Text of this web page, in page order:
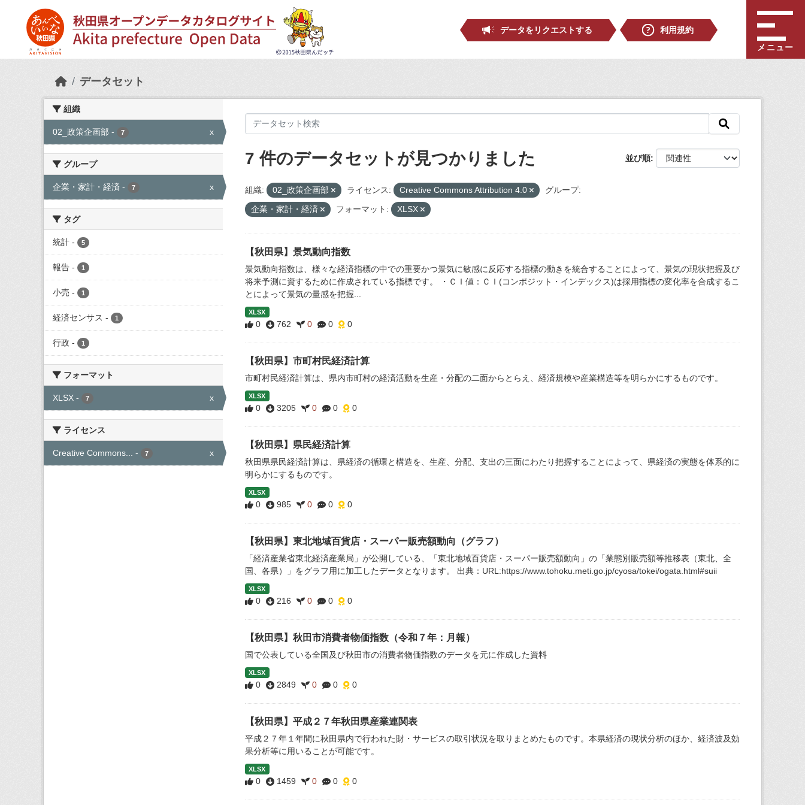
データをリクエストする
利用規約
メニュー
データセット
組織
02_政策企画部 - 7 x
グループ
企業・家計・経済 - 7 x
タグ
統計 - 5
報告 - 1
小売 - 1
経済センサス - 1
行政 - 1
フォーマット
XLSX - 7 x
ライセンス
Creative Commons... - 7 x
並び順
7 件のデータセットが見つかりました
組織: 02_政策企画部 ライセンス: Creative Commons Attribution 4.0
グループ:
企業・家計・経済
フォーマット: XLSX
【秋田県】景気動向指数
景気動向指数は、様々な経済指標の中での重要かつ景気に敏感に反応する指標の動きを統合することによって、景気の現状把握及び
将来予測に資するために作成されている指標です。 ・ＣＩ値：ＣＩ(コンポジット・インデックス)は採用指標の変化率を合成するこ
とによって景気の量感を把握...
XLSX
0 762 0 0 0
【秋田県】市町村民経済計算
市町村民経済計算は、県内市町村の経済活動を生産・分配の二面からとらえ、経済規模や産業構造等を明らかにするものです。
XLSX
0 3205 0 0 0
【秋田県】県民経済計算
秋田県県民経済計算は、県経済の循環と構造を、生産、分配、支出の三面にわたり把握することによって、県経済の実態を体系的に
明らかにするものです。
XLSX
0 985 0 0 0
【秋田県】東北地域百貨店・スーパー販売額動向（グラフ）
「経済産業省東北経済産業局」が公開している、「東北地域百貨店・スーパー販売額動向」の「業態別販売額等推移表（東北、全
国、各県）」をグラフ用に加工したデータとなります。 出典：URL:https://www.tohoku.meti.go.jp/cyosa/tokei/ogata.html#suii
XLSX
0 216 0 0 0
【秋田県】秋田市消費者物価指数（令和７年：月報）
国で公表している全国及び秋田市の消費者物価指数のデータを元に作成した資料
XLSX
0 2849 0 0 0
【秋田県】平成２７年秋田県産業連関表
平成２７年１年間に秋田県内で行われた財・サービスの取引状況を取りまとめたものです。本県経済の現状分析のほか、経済波及効
果分析等に用いることが可能です。
XLSX
0 1459 0 0 0